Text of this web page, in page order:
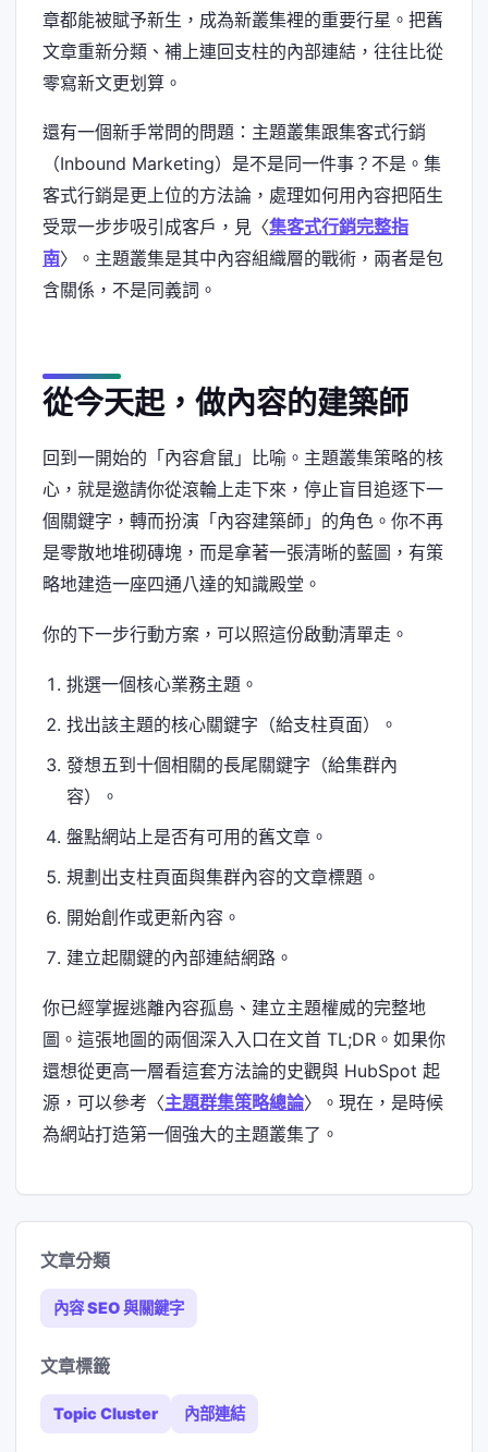
章都能被賦予新生，成為新叢集裡的重要行星。把舊
文章重新分類、補上連回支柱的內部連結，往往比從
零寫新文更划算。
還有一個新手常問的問題：主題叢集跟集客式行銷
（Inbound Marketing）是不是同一件事？不是。集
客式行銷是更上位的方法論，處理如何用內容把陌生
受眾一步步吸引成客戶，見〈集客式行銷完整指
南〉。主題叢集是其中內容組織層的戰術，兩者是包
含關係，不是同義詞。
從今天起，做內容的建築師
回到一開始的「內容倉鼠」比喻。主題叢集策略的核
心，就是邀請你從滾輪上走下來，停止盲目追逐下一
個關鍵字，轉而扮演「內容建築師」的角色。你不再
是零散地堆砌磚塊，而是拿著一張清晰的藍圖，有策
略地建造一座四通八達的知識殿堂。
你的下一步行動方案，可以照這份啟動清單走。
挑選一個核心業務主題。
找出該主題的核心關鍵字（給支柱頁面）。
發想五到十個相關的長尾關鍵字（給集群內
容）。
盤點網站上是否有可用的舊文章。
規劃出支柱頁面與集群內容的文章標題。
開始創作或更新內容。
建立起關鍵的內部連結網路。
你已經掌握逃離內容孤島、建立主題權威的完整地
圖。這張地圖的兩個深入入口在文首 TL;DR。如果你
還想從更高一層看這套方法論的史觀與 HubSpot 起
源，可以參考〈主題群集策略總論〉。現在，是時候
為網站打造第一個強大的主題叢集了。
文章分類
內容 SEO 與關鍵字
文章標籤
Topic Cluster 內部連結